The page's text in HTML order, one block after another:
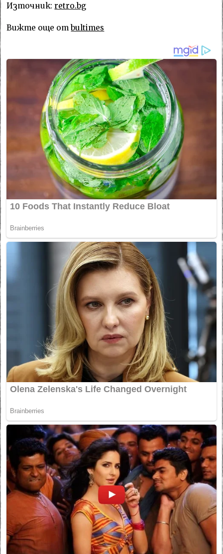
Източник:retro.bg
Вижте още отbultimes